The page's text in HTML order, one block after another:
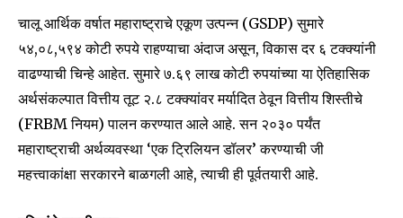
Join our community of
SUBSCRIBERS and be part of the
conversation.
To subscribe, simply enter your email address on our website
or click the subscribe button below. Don't worry, we respect
your privacy and won't spam your inbox. Your information is
safe with us.
चालू आर्थिक वर्षात महाराष्ट्राचे एकूण उत्पन्न (GSDP) सुमारे
५४,०८,५९४ कोटी रुपये राहण्याचा अंदाज असून, विकास दर ६ टक्क्यांनी
वाढण्याची चिन्हे आहेत. सुमारे ७.६९ लाख कोटी रुपयांच्या या ऐतिहासिक
अर्थसंकल्पात वित्तीय तूट २.८ टक्क्यांवर मर्यादित ठेवून वित्तीय शिस्तीचे
(FRBM नियम) पालन करण्यात आले आहे. सन २०३० पर्यंत
महाराष्ट्राची अर्थव्यवस्था ‘एक ट्रिलियन डॉलर’ करण्याची जी
महत्त्वाकांक्षा सरकारने बाळगली आहे, त्याची ही पूर्वतयारी आहे.